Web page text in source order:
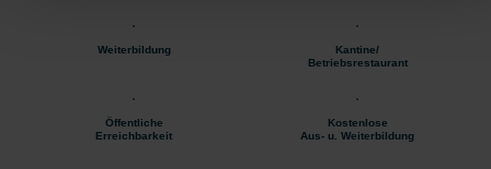
Weiterbildung
Kantine/
Betriebsrestaurant
Öffentliche
Erreichbarkeit
Kostenlose
Aus- u. Weiterbildung